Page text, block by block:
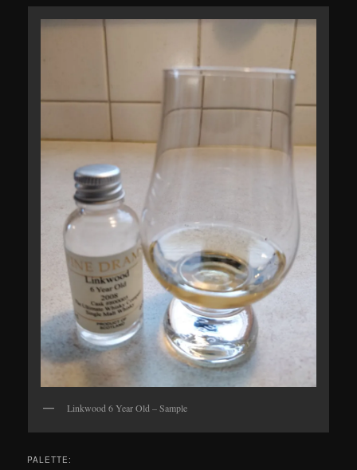
Linkwood 6 Year Old – Sample
PALETTE: